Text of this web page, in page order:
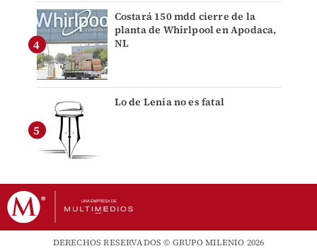
Costará 150 mdd cierre de la
planta de Whirlpool en Apodaca,
NL
Lo de Lenia no es fatal
DERECHOS RESERVADOS © GRUPO MILENIO 2026